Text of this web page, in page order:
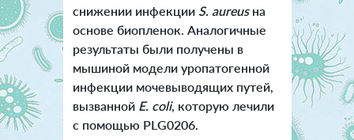
снижении инфекции S. aureus на
основе биопленок. Аналогичные
результаты были получены в
мышиной модели уропатогенной
инфекции мочевыводящих путей,
вызванной E. coli, которую лечили
с помощью PLG0206.